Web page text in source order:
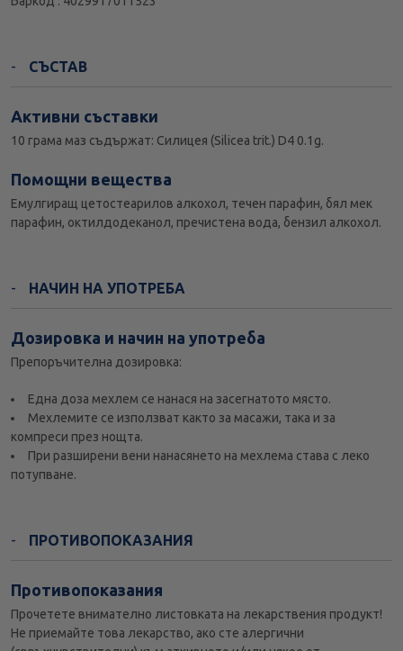
СЪСТАВ
Активни съставки
10 грама маз съдържат: Силицея (Silicea trit.) D4 0.1g.
Помощни вещества
Емулгиращ цетостеарилов алкохол, течен парафин, бял мек
парафин, октилдодеканол, пречистена вода, бензил алкохол.
НАЧИН НА УПОТРЕБА
Дозировка и начин на употреба
Препоръчителна дозировка:
Една доза мехлем се нанася на засегнатото място.
Мехлемите се използват както за масажи, така и за
компреси през нощта.
При разширени вени нанасянето на мехлема става с леко
потупване.
ПРОТИВОПОКАЗАНИЯ
Противопоказания
Прочетете внимателно листовката на лекарствения продукт!
Не приемайте това лекарство, ако сте алергични